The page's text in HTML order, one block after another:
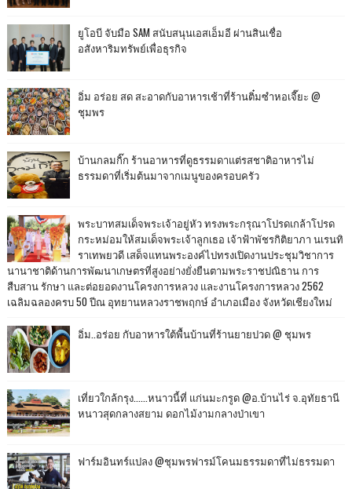
ยูโอบี จับมือ SAM สนับสนุนเอสเอ็มอี ผ่านสินเชื่อ
อสังหาริมทรัพย์เพื่อธุรกิจ
อิ่ม อร่อย สด สะอาดกับอาหารเช้าที่ร้านติ๋มซำหอเจี๊ยะ @
ชุมพร
บ้านกลมกิ๊ก ร้านอาหารที่ดูธรรมดาแต่รสชาติอาหารไม่
ธรรมดาที่เริ่มต้นมาจากเมนูของครอบครัว
พระบาทสมเด็จพระเจ้าอยู่หัว ทรงพระกรุณาโปรดเกล้าโปรด
กระหม่อมให้สมเด็จพระเจ้าลูกเธอ เจ้าฟ้าพัชรกิติยาภา นเรนทิ
ราเทพยวดี เสด็จแทนพระองค์ไปทรงเปิดงานประชุมวิชาการ
นานาชาติด้านการพัฒนาเกษตรที่สูงอย่างยั่งยืนตามพระราชปณิธาน การ
สืบสาน รักษา และต่อยอดงานโครงการหลวง และงานโครงการหลวง 2562
เฉลิมฉลองครบ 50 ปีณ อุทยานหลวงราชพฤกษ์ อำเภอเมือง จังหวัดเชียงใหม่
อิ่ม..อร่อย กับอาหารใต้พื้นบ้านที่ร้านยายปวด @ ชุมพร
เที่ยวใกล้กรุง......หนาวนี้ที่ แก่นมะกรูด @อ.บ้านไร่ จ.อุทัยธานี
หนาวสุดกลางสยาม ดอกไม้งามกลางป่าเขา
ฟาร์มอินทร์แปลง @ชุมพรฟารม์โคนมธรรมดาที่ไม่ธรรมดา